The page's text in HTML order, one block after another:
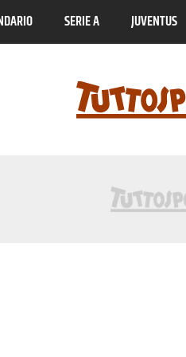
SERIE A JUVENTUS